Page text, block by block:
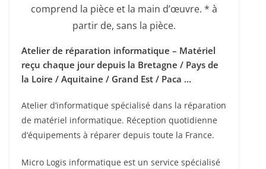
comprend la pièce et la main d’œuvre. * à
partir de, sans la pièce.
Atelier de réparation informatique – Matériel
reçu chaque jour depuis la Bretagne / Pays de
la Loire / Aquitaine / Grand Est / Paca …
Atelier d’informatique spécialisé dans la réparation
de matériel informatique. Réception quotidienne
d’équipements à réparer depuis toute la France.
Micro Logis informatique est un service spécialisé